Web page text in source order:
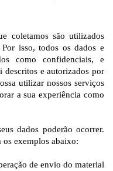
coletamos são utilizados
isso, todos os dados e
como confidenciais, e
descritos e autorizados por
utilizar nossos serviços
a sua experiência como
dados poderão ocorrer.
os exemplos abaixo:
de envio do material